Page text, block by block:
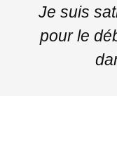
Je suis
pour le